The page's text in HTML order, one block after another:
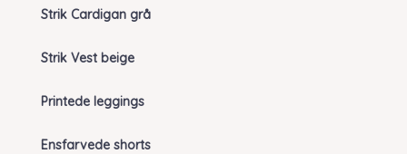
Strik Cardigan grå
Strik Vest beige
Printede leggings
Ensfarvede shorts